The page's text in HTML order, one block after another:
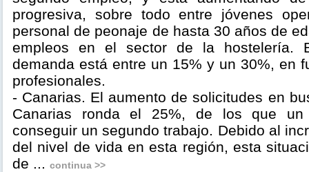
progresiva, sobre todo entre jóvenes
personal de peonaje de hasta 30 años de
empleos en el sector de la hostelería.
demanda está entre un 15% y un 30%, en
profesionales.
- Canarias. El aumento de solicitudes en
Canarias ronda el 25%, de los que
conseguir un segundo trabajo. Debido al
del nivel de vida en esta región, esta
de ... continua >>